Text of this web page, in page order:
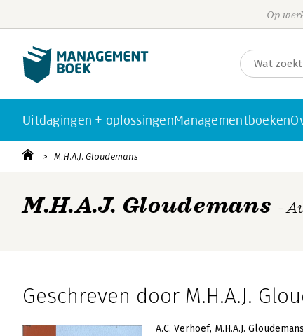
Op
Uitdagingen + oplossingenManagementboeken
M.H.A.J. Gloudemans
M.H.A.J. Gloudemans -
Geschreven door M.H.A.J.
A.C. Verhoef M.H.A.J. Gloudemans